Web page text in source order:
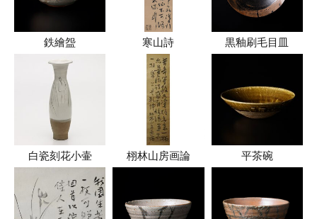
鉄繪盌 寒山詩 黒釉刷毛目皿
白瓷刻花小壷 栩林山房画論 平茶碗